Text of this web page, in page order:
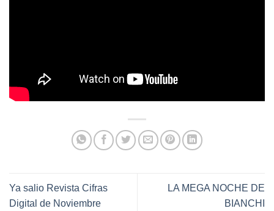
Ya salio Revista Cifras
Digital de Noviembre
LA MEGA NOCHE DE
BIANCHI